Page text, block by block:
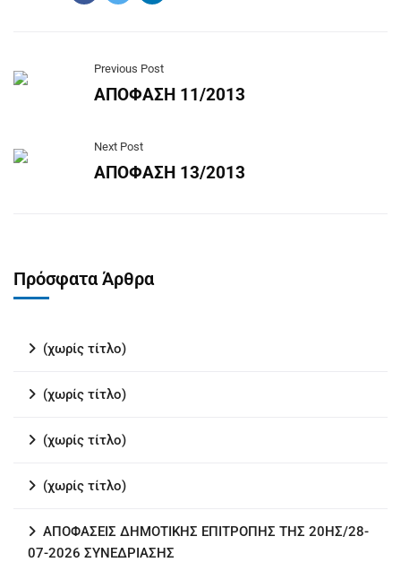
Previous Post
ΑΠΟΦΑΣΗ 11/2013
Next Post
ΑΠΟΦΑΣΗ 13/2013
Πρόσφατα Άρθρα
(χωρίς τίτλο)
(χωρίς τίτλο)
(χωρίς τίτλο)
(χωρίς τίτλο)
ΑΠΟΦΑΣΕΙΣ ΔΗΜΟΤΙΚΗΣ ΕΠΙΤΡΟΠΗΣ ΤΗΣ 20ΗΣ/28-
07-2026 ΣΥΝΕΔΡΙΑΣΗΣ